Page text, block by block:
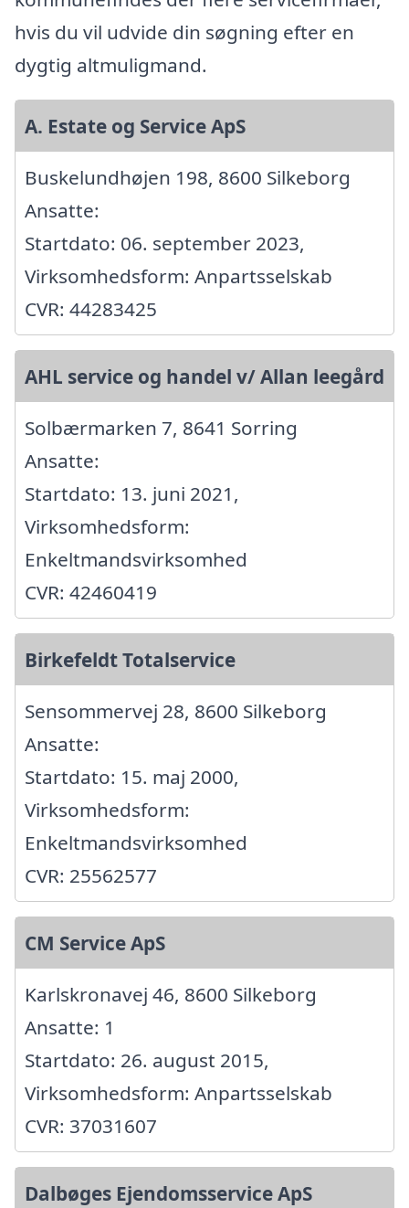
hvis du vil udvide din søgning efter en
dygtig altmuligmand.
A. Estate og Service ApS
Buskelundhøjen 198, 8600 Silkeborg
Ansatte:
Startdato: 06. september 2023,
Virksomhedsform: Anpartsselskab
CVR: 44283425
AHL service og handel v/ Allan leegård
Solbærmarken 7, 8641 Sorring
Ansatte:
Startdato: 13. juni 2021,
Virksomhedsform:
Enkeltmandsvirksomhed
CVR: 42460419
Birkefeldt Totalservice
Sensommervej 28, 8600 Silkeborg
Ansatte:
Startdato: 15. maj 2000,
Virksomhedsform:
Enkeltmandsvirksomhed
CVR: 25562577
CM Service ApS
Karlskronavej 46, 8600 Silkeborg
Ansatte: 1
Startdato: 26. august 2015,
Virksomhedsform: Anpartsselskab
CVR: 37031607
Dalbøges Ejendomsservice ApS